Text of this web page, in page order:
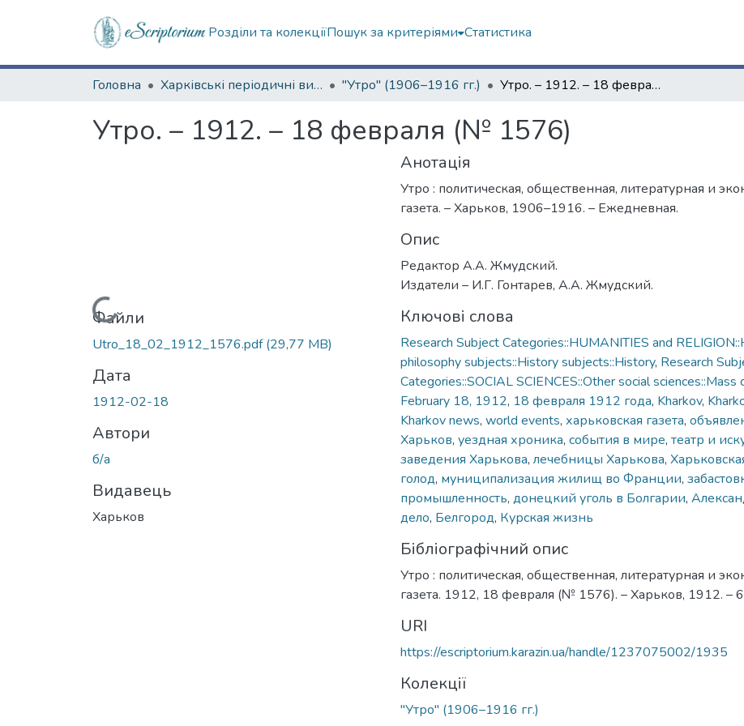
Розділи та колекціїПошук за критеріями Статистика
Головна Харківські періодичні видання "Утро" (1906–1916 гг.) Утро. – 1912. – 18 февраля (№ 1576)
Утро. – 1912. – 18 февраля (№ 1576)
Вантажиться...
Файли
Utro_18_02_1912_1576.pdf(29,77 MB)
Дата
1912-02-18
Автори
б/а
Видавець
Харьков
Анотація
Утро : политическая, общественная, литературная и
газета. – Харьков, 1906–1916. – Ежедневная.
Опис
Редактор А.А. Жмудский.
Издатели – И.Г. Гонтарев, А.А. Жмудский.
Ключові слова
Research Subject Categories::HUMANITIES and
philosophy subjects::History subjects::History, Research
Categories::SOCIAL SCIENCES::Other social sciences::Mass
February 18, 1912, 18 февраля 1912 года, Kharkov,
Kharkov news, world events, харьковская газета,
Харьков, уездная хроника, события в мире, театр и
заведения Харькова, лечебницы Харькова,
голод, муниципализация жилищ во Франции,
промышленность, донецкий уголь в Болгарии,
дело, Белгород, Курская жизнь
Бібліографічний опис
Утро : политическая, общественная, литературная и
газета. 1912, 18 февраля (№ 1576). – Харьков, 1912. – 6
URI
https://escriptorium.karazin.ua/handle/1237075002/1935
Колекції
"Утро" (1906–1916 гг.)